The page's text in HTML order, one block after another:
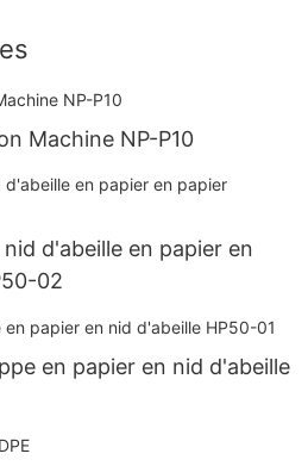
Machine NP-P10
d'abeille en papier en
02
en papier en nid d'abeille